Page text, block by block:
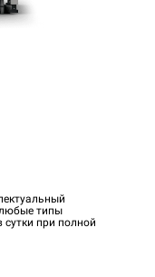
типы
сутки при полной